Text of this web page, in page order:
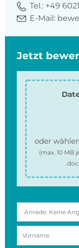
Tel.: +49
E-Mail:
Jetzt
oder
(max. 10 MB